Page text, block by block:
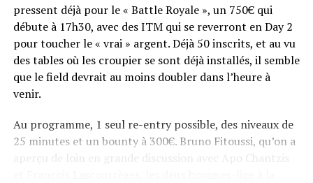
pressent déjà pour le « Battle Royale », un 750€ qui
débute à 17h30, avec des ITM qui se reverront en Day 2
pour toucher le « vrai » argent. Déjà 50 inscrits, et au vu
des tables où les croupier se sont déjà installés, il semble
que le field devrait au moins doubler dans l’heure à
venir.
Au programme, 1 seul re-entry possible, des niveaux de
25 minutes et un bounty à 300€. Bruno Fitoussi, qu’on a
aperçu de loin en grande discussion avec Apo Chantzis